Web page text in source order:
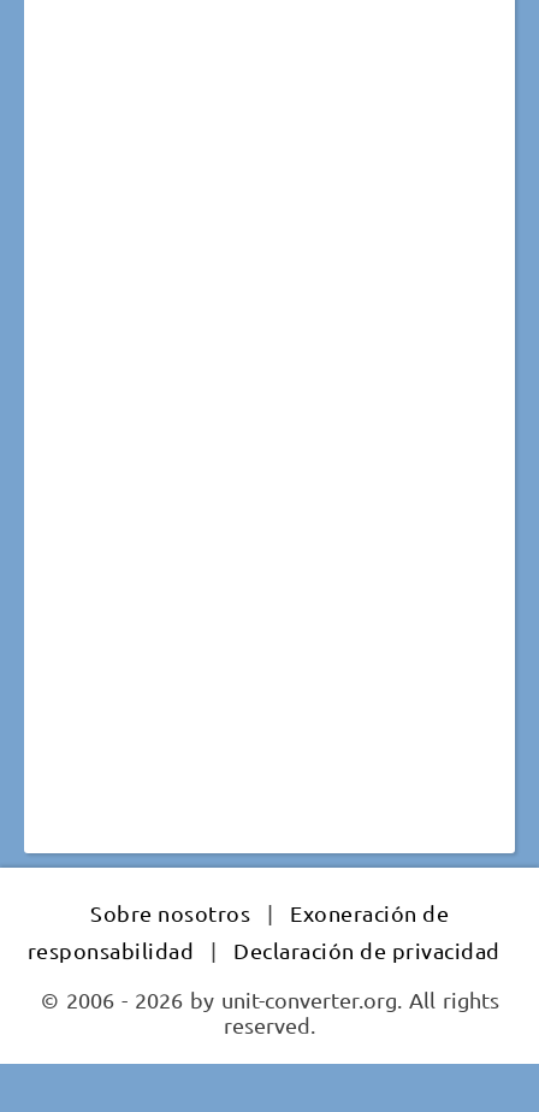
Sobre nosotros |
Exoneración de
responsabilidad
|
Declaración de privacidad
© 2006 - 2026 by unit-converter.org. All rights
reserved.